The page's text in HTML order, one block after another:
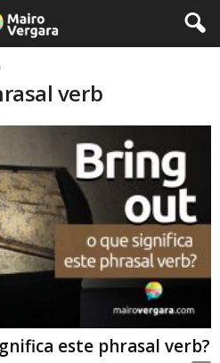
verb
este phrasal verb?